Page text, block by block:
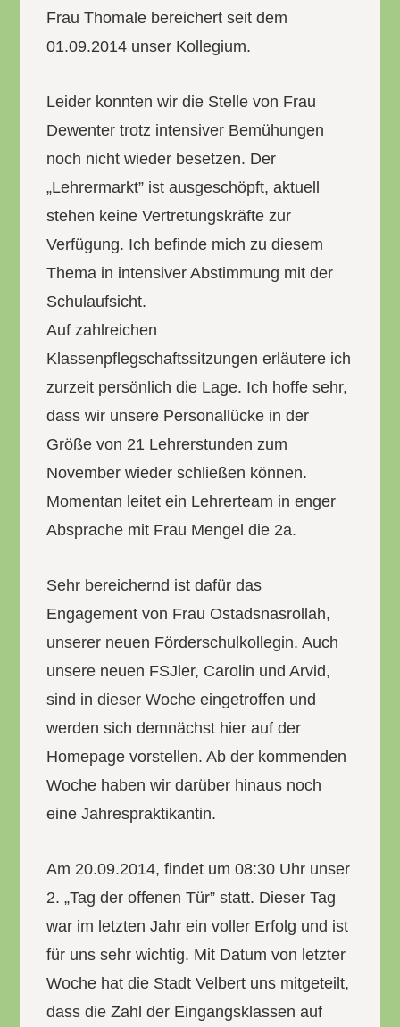
Frau Thomale bereichert seit dem
01.09.2014 unser Kollegium.
Leider konnten wir die Stelle von Frau
Dewenter trotz intensiver Bemühungen
noch nicht wieder besetzen. Der
„Lehrermarkt” ist ausgeschöpft, aktuell
stehen keine Vertretungskräfte zur
Verfügung. Ich befinde mich zu diesem
Thema in intensiver Abstimmung mit der
Schulaufsicht.
Auf zahlreichen
Klassenpflegschaftssitzungen erläutere ich
zurzeit persönlich die Lage. Ich hoffe sehr,
dass wir unsere Personallücke in der
Größe von 21 Lehrerstunden zum
November wieder schließen können.
Momentan leitet ein Lehrerteam in enger
Absprache mit Frau Mengel die 2a.
Sehr bereichernd ist dafür das
Engagement von Frau Ostadsnasrollah,
unserer neuen Förderschulkollegin. Auch
unsere neuen FSJler, Carolin und Arvid,
sind in dieser Woche eingetroffen und
werden sich demnächst hier auf der
Homepage vorstellen. Ab der kommenden
Woche haben wir darüber hinaus noch
eine Jahrespraktikantin.
Am 20.09.2014, findet um 08:30 Uhr unser
2. „Tag der offenen Tür” statt. Dieser Tag
war im letzten Jahr ein voller Erfolg und ist
für uns sehr wichtig. Mit Datum von letzter
Woche hat die Stadt Velbert uns mitgeteilt,
dass die Zahl der Eingangsklassen auf